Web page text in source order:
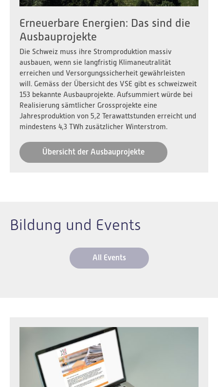
Erneuerbare Energien: Das sind die
Ausbauprojekte
Die Schweiz muss ihre Stromproduktion massiv
ausbauen, wenn sie langfristig Klimaneutralität
erreichen und Versorgungssicherheit gewährleisten
will. Gemäss der Übersicht des VSE gibt es schweizweit
153 bekannte Ausbauprojekte. Aufsummiert würde bei
Realisierung sämtlicher Grossprojekte eine
Jahresproduktion von 5,2 Terawattstunden erreicht und
mindestens 4,3 TWh zusätzlicher Winterstrom.
Übersicht der Ausbauprojekte
Bildung und Events
All Events